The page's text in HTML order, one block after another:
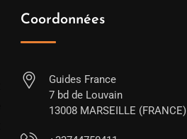
Coordonnées
Guides France
7 bd de Louvain
13008 MARSEILLE (FRANCE)